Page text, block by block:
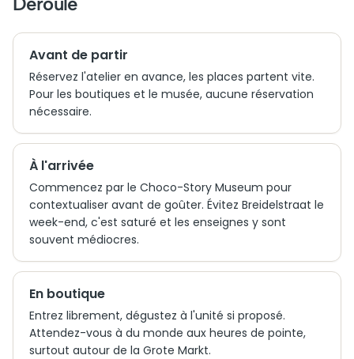
Avant de partir
Réservez l'atelier en avance, les places partent vite.
Pour les boutiques et le musée, aucune réservation
nécessaire.
À l'arrivée
Commencez par le Choco-Story Museum pour
contextualiser avant de goûter. Évitez Breidelstraat le
week-end, c'est saturé et les enseignes y sont
souvent médiocres.
En boutique
Entrez librement, dégustez à l'unité si proposé.
Attendez-vous à du monde aux heures de pointe,
surtout autour de la Grote Markt.